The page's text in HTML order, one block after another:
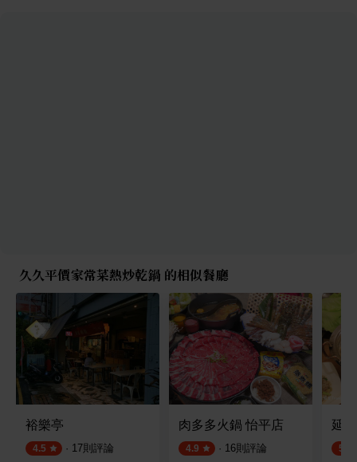
久久平價家常菜熱炒乾鍋 的相似餐廳
裕樂亭
4.5 · 17則評論
肉多多火鍋 怡平店
4.9 · 16則評論
延
5.0